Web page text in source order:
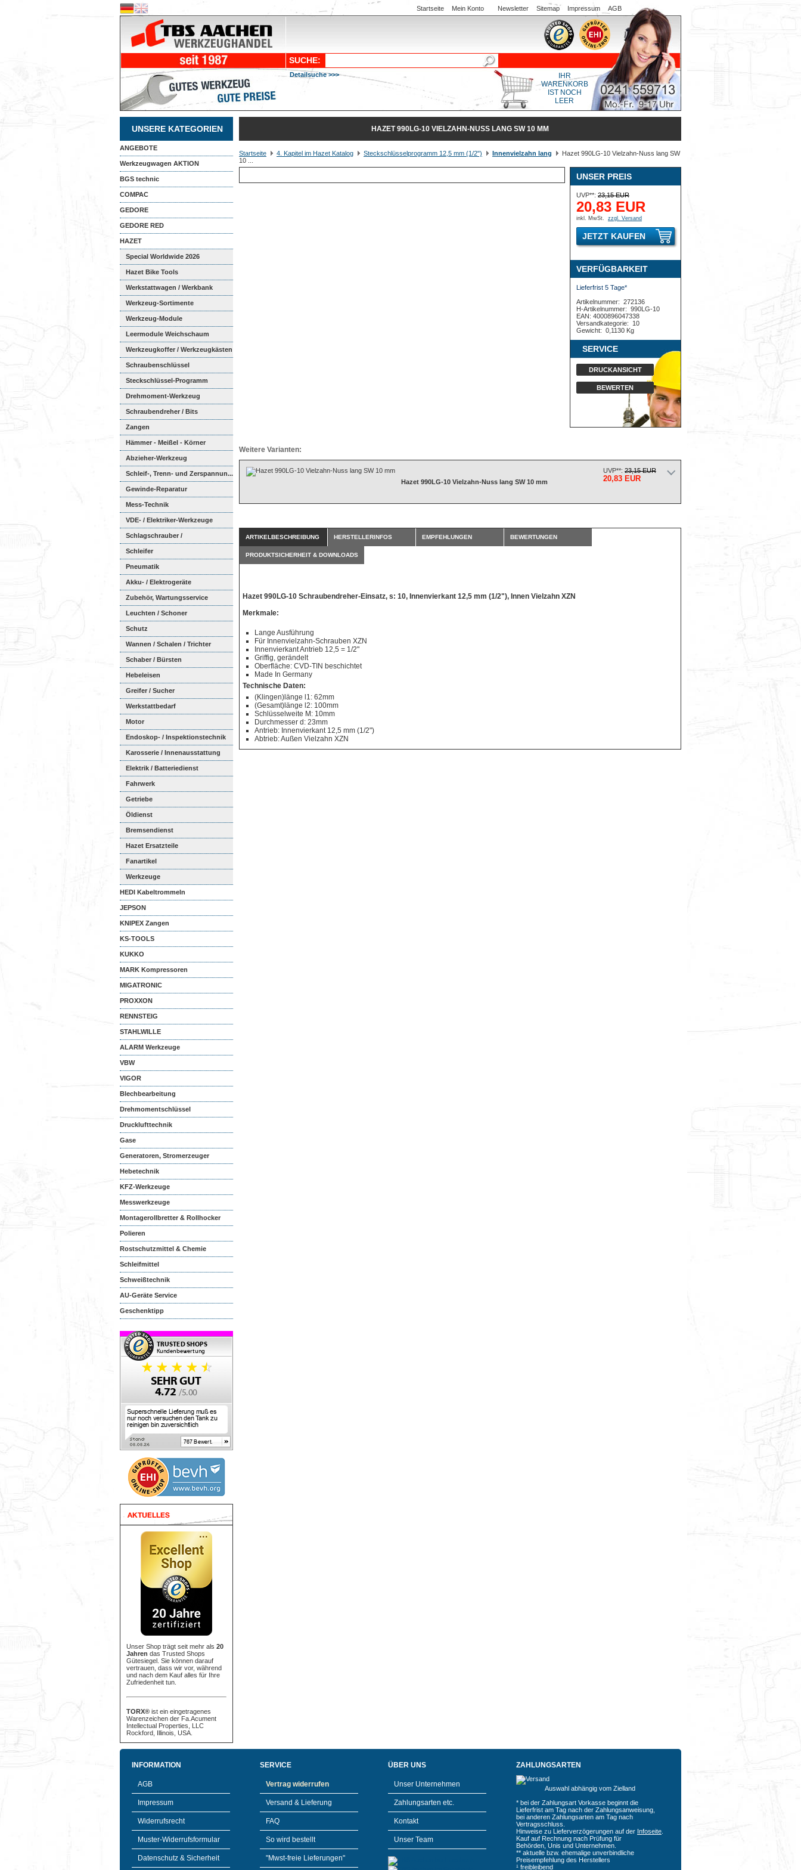
Startseite Mein Konto Newsletter Sitemap Impressum AGB
SUCHE:
Detailsuche >>>
IHR
WARENKORB
IST NOCH
LEER
UNSERE KATEGORIEN
ANGEBOTE
Werkzeugwagen AKTION
BGS technic
COMPAC
GEDORE
GEDORE RED
HAZET
Special Worldwide 2026
Hazet Bike Tools
Werkstattwagen / Werkbank
Werkzeug-Sortimente
Werkzeug-Module
Weichschaumeinl...
Leermodule Weichschaum
Werkzeugkoffer / Werkzeugkästen
Schraubenschlüssel
Steckschlüssel-Programm
Drehmoment-Werkzeug
Schraubendreher / Bits
Zangen
Hämmer - Meißel - Körner
Abzieher-Werkzeug
Schleif-, Trenn- und Zerspannun...
Gewinde-Reparatur
Mess-Technik
VDE- / Elektriker-Werkzeuge
Schlagschrauber /
Ratschenschra...
Schleifer
Pneumatik
Akku- / Elektrogeräte
Zubehör, Wartungsservice
Leuchten / Schoner
Schutz
Wannen / Schalen / Trichter
Schaber / Bürsten
Hebeleisen
Greifer / Sucher
Werkstattbedarf
Motor
Endoskop- / Inspektionstechnik
Karosserie / Innenausstattung
Elektrik / Batteriedienst
Fahrwerk
Getriebe
Öldienst
Bremsendienst
Hazet Ersatzteile
Fanartikel
Werkzeuge
HEDI Kabeltrommeln
JEPSON
KNIPEX Zangen
KS-TOOLS
KUKKO
MARK Kompressoren
MIGATRONIC
PROXXON
RENNSTEIG
STAHLWILLE
ALARM Werkzeuge
VBW
VIGOR
Blechbearbeitung
Drehmomentschlüssel
Drucklufttechnik
Gase
Generatoren, Stromerzeuger
Hebetechnik
KFZ-Werkzeuge
Messwerkzeuge
Montagerollbretter & Rollhocker
Polieren
Rostschutzmittel & Chemie
Schleifmittel
Schweißtechnik
AU-Geräte Service
Geschenktipp
Unser Shop trägt seit mehr als 20
Jahren das Trusted Shops
Gütesiegel. Sie können darauf
vertrauen, dass wir vor, während
und nach dem Kauf alles für Ihre
Zufriedenheit tun.
TORX® ist ein eingetragenes
Warenzeichen der Fa.Acument
Intellectual Properties, LLC
Rockford, Illinois, USA.
HAZET 990LG-10 VIELZAHN-NUSS LANG SW 10 MM
Startseite 4. Kapitel im Hazet Katalog Steckschlüsselprogramm 12,5 mm (1/2") Innenvielzahn lang
Hazet 990LG-10 Vielzahn-Nuss lang SW
10 ...
UNSER PREIS
UVP**: 23,15 EUR
20,83 EUR
inkl. MwSt. zzgl. Versand
JETZT KAUFEN
VERFÜGBARKEIT
Lieferfrist 5 Tage*
Artikelnummer: 272136
H-Artikelnummer: 990LG-10
EAN: 4000896047338
Versandkategorie:
10
Gewicht: 0,1130 Kg
SERVICE
DRUCKANSICHT
BEWERTEN
Weitere Varianten:
Hazet 990LG-10 Vielzahn-Nuss lang SW 10 mm
UVP**: 23,15 EUR
20,83 EUR
ARTIKELBESCHREIBUNG HERSTELLERINFOS EMPFEHLUNGEN BEWERTUNGEN
PRODUKTSICHERHEIT & DOWNLOADS
Hazet 990LG-10 Schraubendreher-Einsatz, s: 10, Innenvierkant 12,5 mm (1/2"), Innen Vielzahn XZN
Merkmale:
Lange Ausführung
Für Innenvielzahn-Schrauben XZN
Innenvierkant Antrieb 12,5 = 1/2"
Griffig, gerändelt
Oberfläche: CVD-TIN beschichtet
Made In Germany
Technische Daten:
(Klingen)länge l1: 62mm
(Gesamt)länge l2: 100mm
Schlüsselweite M: 10mm
Durchmesser d: 23mm
Antrieb: Innenvierkant 12,5 mm (1/2")
Abtrieb: Außen Vielzahn XZN
INFORMATION
AGB
Impressum
Widerrufsrecht
Muster-Widerrufsformular
Datenschutz & Sicherheit
SERVICE
Vertrag widerrufen
Versand & Lieferung
FAQ
So wird bestellt
"Mwst-freie Lieferungen"
ÜBER UNS
Unser Unternehmen
Zahlungsarten etc.
Kontakt
Unser Team
ZAHLUNGSARTEN
Auswahl abhängig vom Zielland
* bei der Zahlungsart Vorkasse beginnt die
Lieferfrist am Tag nach der Zahlungsanweisung,
bei anderen Zahlungsarten am Tag nach
Vertragsschluss.
Hinweise zu Lieferverzögerungen auf der Infoseite
Kauf auf Rechnung nach Prüfung für
Behörden, Unis und Unternehmen.
** aktuelle bzw. ehemalige unverbindliche
Preisempfehlung des Herstellers
¹ freibleibend